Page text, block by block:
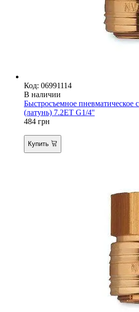
Код: 06991114
В наличии
Быстросъемное пневматическое
(латунь) 7.2ET G1/4''
484 грн
Купить